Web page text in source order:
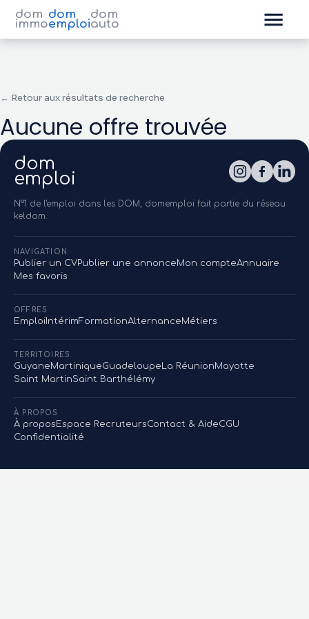
dom
immo
dom
emploi
dom
auto
← Retour aux résultats de recherche
Aucune offre trouvée
dom
emploi
N°1 de l'emploi dans les DOM, domemploi fait partie du réseau
keldom.
NAVIGATION
Publier un CVPublier une annonceMon compteAnnuaire
Mes favoris
OFFRES
EmploiIntérimFormationAlternanceMétiers
TERRITOIRES
GuyaneMartiniqueGuadeloupe La RéunionMayotte
Saint MartinSaint Barthélémy
À PROPOS
À propos Espace RecruteursContact & AideCGU
Confidentialité